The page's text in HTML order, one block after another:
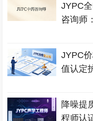
JYPC
咨询师
JYPC
值认定
降噪提
程师认